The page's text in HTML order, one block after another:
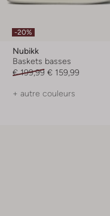
-20%
Nubikk
Baskets basses
€ 199,99 € 159,99
+ autre couleurs